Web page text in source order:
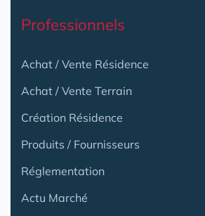
Professionnels
Achat / Vente Résidence
Achat / Vente Terrain
Création Résidence
Produits / Fournisseurs
Réglementation
Actu Marché